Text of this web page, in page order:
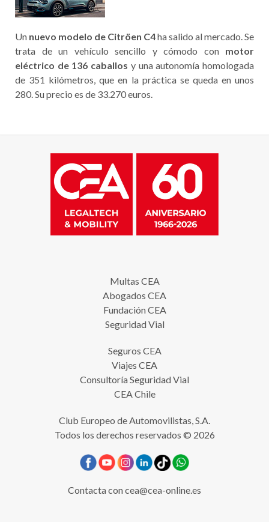
Un nuevo modelo de Citröen C4ha salido al mercado. Se
trata de un vehículo sencillo y cómodo con motor
eléctrico de 136 caballos y una autonomía homologada
de 351 kilómetros, que en la práctica se queda en unos
280. Su precio es de 33.270 euros.
Multas CEA
Abogados CEA
Fundación CEA
Seguridad Vial
Seguros CEA
Viajes CEA
Consultoría Seguridad Vial
CEA Chile
Club Europeo de Automovilistas, S.A.
Todos los derechos reservados © 2026
Contacta concea@cea-online.es